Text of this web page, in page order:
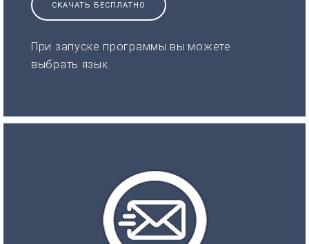
СКАЧАТЬ БЕСПЛАТНО
При запуске программы вы можете
выбрать язык.